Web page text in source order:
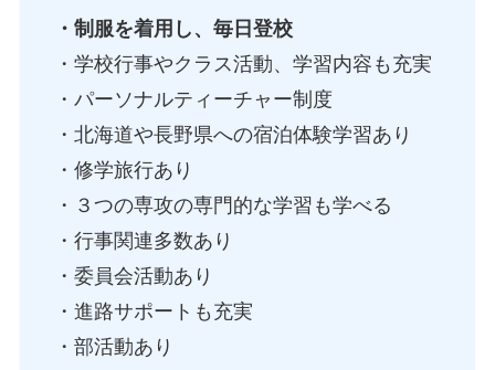
・制服を着用し、毎日登校
・学校行事やクラス活動、学習内容も充実
・パーソナルティーチャー制度
・北海道や長野県への宿泊体験学習あり
・修学旅行あり
・３つの専攻の専門的な学習も学べる
・行事関連多数あり
・委員会活動あり
・進路サポートも充実
・部活動あり